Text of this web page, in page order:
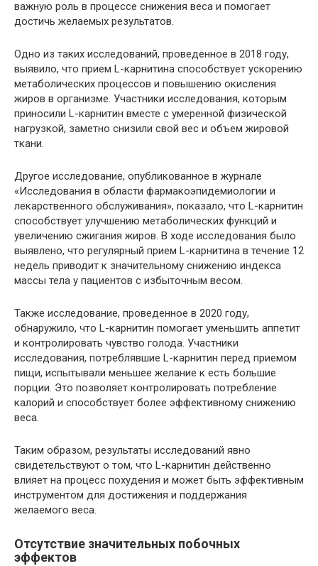
важную роль в процессе снижения веса и помогает
достичь желаемых результатов.
Одно из таких исследований, проведенное в 2018 году,
выявило, что прием L-карнитина способствует ускорению
метаболических процессов и повышению окисления
жиров в организме. Участники исследования, которым
приносили L-карнитин вместе с умеренной физической
нагрузкой, заметно снизили свой вес и объем жировой
ткани.
Другое исследование, опубликованное в журнале
«Исследования в области фармакоэпидемиологии и
лекарственного обслуживания», показало, что L-карнитин
способствует улучшению метаболических функций и
увеличению сжигания жиров. В ходе исследования было
выявлено, что регулярный прием L-карнитина в течение 12
недель приводит к значительному снижению индекса
массы тела у пациентов с избыточным весом.
Также исследование, проведенное в 2020 году,
обнаружило, что L-карнитин помогает уменьшить аппетит
и контролировать чувство голода. Участники
исследования, потреблявшие L-карнитин перед приемом
пищи, испытывали меньшее желание к есть большие
порции. Это позволяет контролировать потребление
калорий и способствует более эффективному снижению
веса.
Таким образом, результаты исследований явно
свидетельствуют о том, что L-карнитин действенно
влияет на процесс похудения и может быть эффективным
инструментом для достижения и поддержания
желаемого веса.
Отсутствие значительных побочных
эффектов